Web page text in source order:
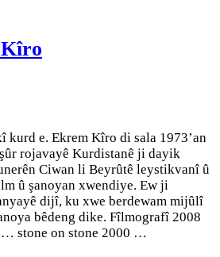
kurd e. Ekrem Kîro di sala 1973’an
rojavayê Kurdistanê ji dayik
Ciwan li Beyrûtê leystikvanî û
û şanoyan xwendiye. Ew ji
dijî, ku xwe berdewam mijûlî
bêdeng dike. Fîlmografî 2008
stone on stone 2000 …